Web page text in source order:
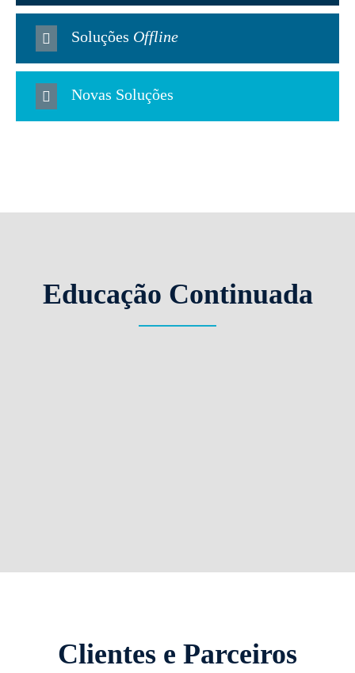
Soluções Offline
Novas Soluções
Educação Continuada
Clientes e Parceiros